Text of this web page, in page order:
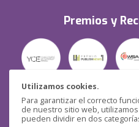
Utilizamos cookies.
Para garantizar el correcto
de nuestro sitio web,
pueden dividir en dos
Premios y